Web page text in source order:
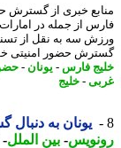
خبری از گسترش حضور
از جمله در امارات خبر
سه به نقل از تسنیم،
حضور امنیتی خود
فارس-یونان-حضور
- خلیج
یونان به دنبال
-بین الملل-18 ساعت پیش - شنبه 17 مرداد 1405، 21:08